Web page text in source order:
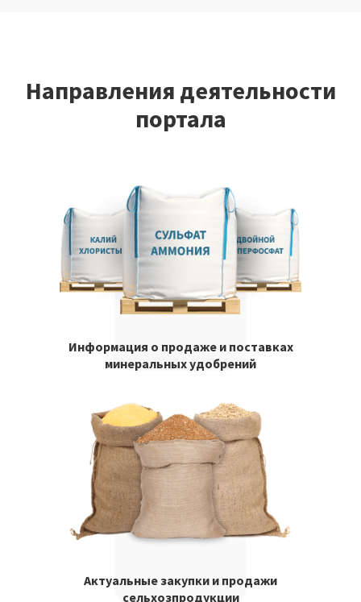
Направления деятельности
портала
Информация о продаже и поставках
минеральных удобрений
Актуальные закупки и продажи
сельхозпродукции